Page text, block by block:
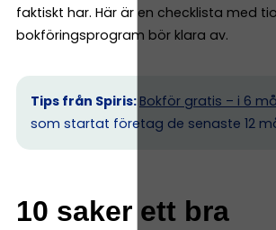
faktiskt har. Här är en checklista med
bokföringsprogram bör klara av.
Tips från Spiris: Bokför gratis – i 6
som startat företag de senaste 12
10 saker ett bra